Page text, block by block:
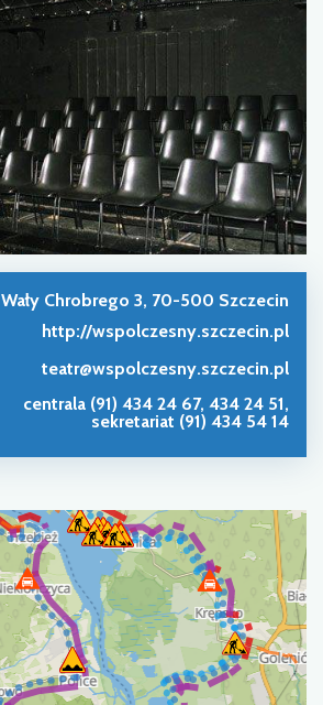
Wały Chrobrego 3, 70-500 Szczecin
http://wspolczesny.szczecin.pl
teatr@wspolczesny.szczecin.pl
centrala (91) 434 24 67, 434 24 51,
sekretariat (91) 434 54 14